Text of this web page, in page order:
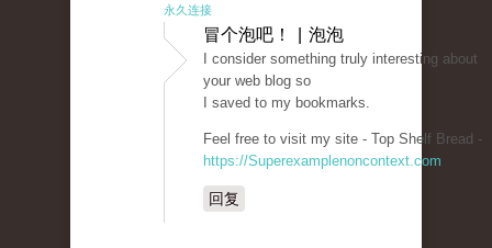
永久连接
冒个泡吧！ | 泡泡
I consider something truly interesting about
your web blog so
I saved to my bookmarks.
Feel free to visit my site - Top Shelf Bread -
https://Superexamplenoncontext.com
回复